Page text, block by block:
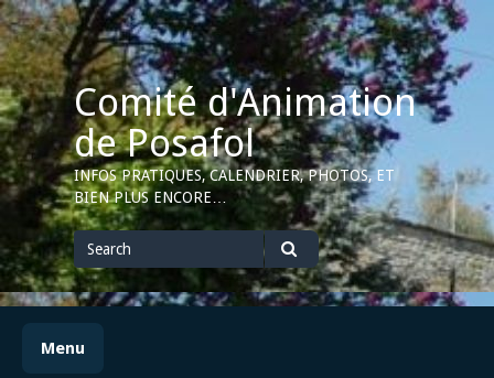
Skip
to
content
Comité d'Animation
de Posafol
INFOS PRATIQUES, CALENDRIER, PHOTOS, ET
BIEN PLUS ENCORE…
Search
for
Search
Menu